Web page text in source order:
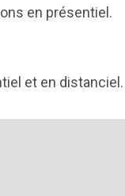
en présentiel.
et en distanciel.